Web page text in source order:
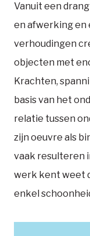
Vanuit een
en afwerking en
verhoudingen
objecten met
Krachten,
basis van het
relatie tussen
zijn oeuvre als
vaak resulteren
werk kent weet
enkel